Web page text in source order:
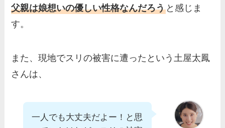
父親は娘想いの優しい性格なんだろう と感じま
す。
また、現地でスリの被害に遭ったという土屋太鳳
さんは、
一人でも大丈夫だよー！と思